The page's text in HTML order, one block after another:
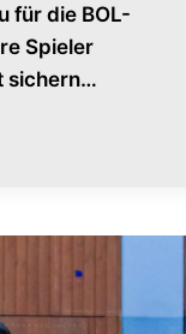
für die BOL-
Spieler
sichern…